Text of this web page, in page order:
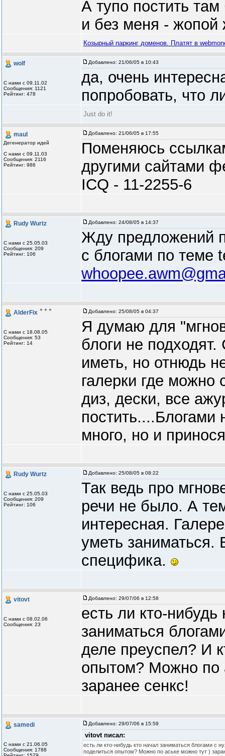
А тупо постить
и без меня - жопой
Козырный паркинг доменов. Платят в
wolf
С нами с 09.11.02
Сообщения: 1121
Рейтинг: 478
Добавлено: 21/06/05 в 10:43
да, очень
попробовать, что
Just do it!
maul
Дегенератор идей
С нами с 09.11.03
Сообщения: 2116
Рейтинг: 986
Добавлено: 21/06/05 в 17:55
Поменяюсь
другими сайтами
ICQ - 11-2255-6
Rudy Wurtz
С нами с 25.05.03
Сообщения: 209
Рейтинг: 106
Добавлено: 24/08/05 в 14:37
Жду предложений
с блогами по теме
AlderFix + + +
С нами с 18.08.05
Сообщения: 53
Рейтинг: 14
Добавлено: 25/08/05 в 04:37
Я думаю для
блоги не
иметь, но отнюдь
галерки где можно
диз, дески, все
постить....Блогами
много, но и
Rudy Wurtz
С нами с 25.05.03
Сообщения: 209
Рейтинг: 106
Добавлено: 25/08/05 в 08:22
Так ведь про
речи не было. А
интересная.
уметь заниматься.
специфика.
vitovt
С нами с 08.02.06
Сообщения: 23
Добавлено: 29/07/06 в 12:58
есть ли кто-нибудь
заниматься
деле преуспел? И
опытом? Можно по
заранее сенкс!
samedi
С нами с 21.06.05
Сообщения: 1788
Добавлено: 29/07/06 в 15:59
vitovt писал:
есть ли кто-нибудь кто начал заниматься блогами с
поделиться опытом? Можно по аське можно тут )